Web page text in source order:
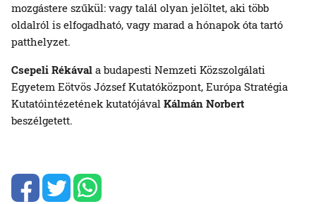
mozgástere szűkül: vagy talál olyan jelöltet, aki több
oldalról is elfogadható, vagy marad a hónapok óta tartó
patthelyzet.
Csepeli Rékával a budapesti Nemzeti Közszolgálati
Egyetem Eötvös József Kutatóközpont, Európa Stratégia
Kutatóintézetének kutatójával Kálmán Norbert
beszélgetett.